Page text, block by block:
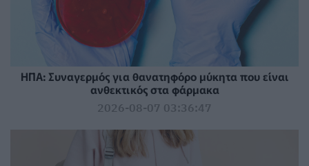
ΗΠΑ: Συναγερμός για θανατηφόρο μύκητα που είναι
ανθεκτικός στα φάρμακα
2026-08-07 03:36:47